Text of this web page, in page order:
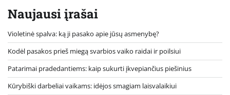
Naujausi įrašai
Violetinė spalva: ką ji pasako apie jūsų asmenybę?
Kodėl pasakos prieš miegą svarbios vaiko raidai ir poilsiui
Patarimai pradedantiems: kaip sukurti įkvepiančius piešinius
Kūrybiški darbeliai vaikams: idėjos smagiam laisvalaikiui